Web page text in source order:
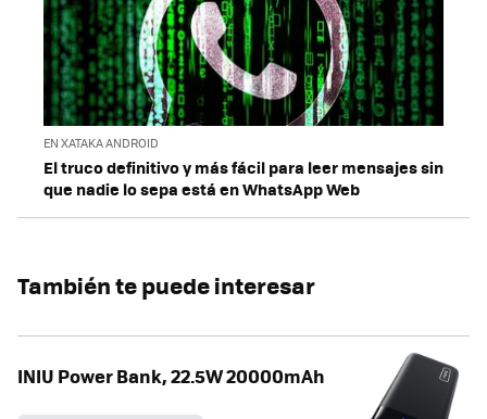
EN XATAKA ANDROID
El truco definitivo y más fácil para leer mensajes sin
que nadie lo sepa está en WhatsApp Web
También te puede interesar
INIU Power Bank, 22.5W 20000mAh